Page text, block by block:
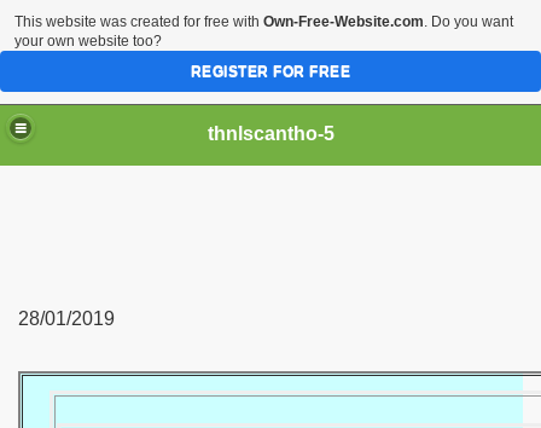
thnlscantho-5
28/01/2019
This website was created for free with Own-Free-Website.com. Do you want
your own website too?
REGISTER FOR FREE